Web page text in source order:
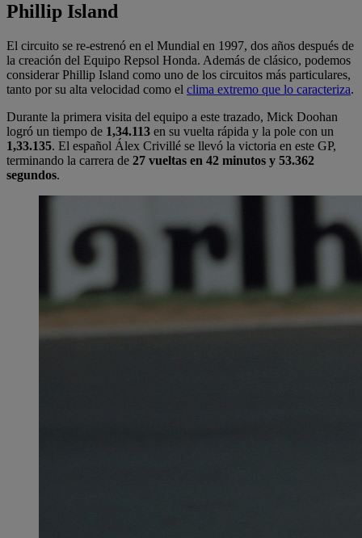
Phillip Island
El circuito se re-estrenó en el Mundial en 1997, dos años después de
la creación del Equipo Repsol Honda. Además de clásico, podemos
considerar Phillip Island como uno de los circuitos más particulares,
tanto por su alta velocidad como el clima extremo que lo caracteriza.
Durante la primera visita del equipo a este trazado, Mick Doohan
logró un tiempo de 1,34.113 en su vuelta rápida y la pole con un
1,33.135. El español Álex Crivillé se llevó la victoria en este GP,
terminando la carrera de 27 vueltas en 42 minutos y 53.362
segundos.